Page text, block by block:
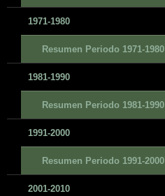
1971-1980
Resumen Periodo 1971-1980
1981-1990
Resumen Periodo 1981-1990
1991-2000
Resumen Periodo 1991-2000
2001-2010